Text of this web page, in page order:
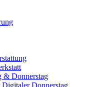
& Donnerstag
Digitaler Donnerstag